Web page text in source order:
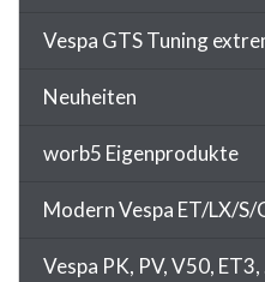
Vespa GTS Tuning
Neuheiten
worb5 Eigenprodukte
Modern Vespa ET/LX/S/
Vespa PK, PV, V50, ET3,